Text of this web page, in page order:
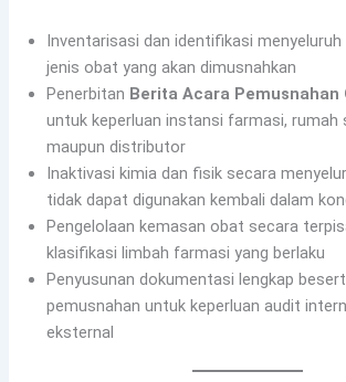
Inventarisasi dan identifikasi
jenis obat yang akan dimusnahkan
Penerbitan Berita Acara Pemusnahan
untuk keperluan instansi farmasi, rumah
maupun distributor
Inaktivasi kimia dan fisik secara
tidak dapat digunakan kembali dalam
Pengelolaan kemasan obat secara
klasifikasi limbah farmasi yang berlaku
Penyusunan dokumentasi lengkap
pemusnahan untuk keperluan audit
eksternal